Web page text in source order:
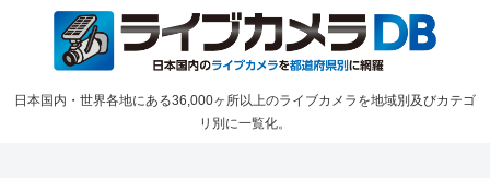
日本国内・世界各地にある36,000ヶ所以上のライブカメラを地域別及びカテゴ
リ別に一覧化。